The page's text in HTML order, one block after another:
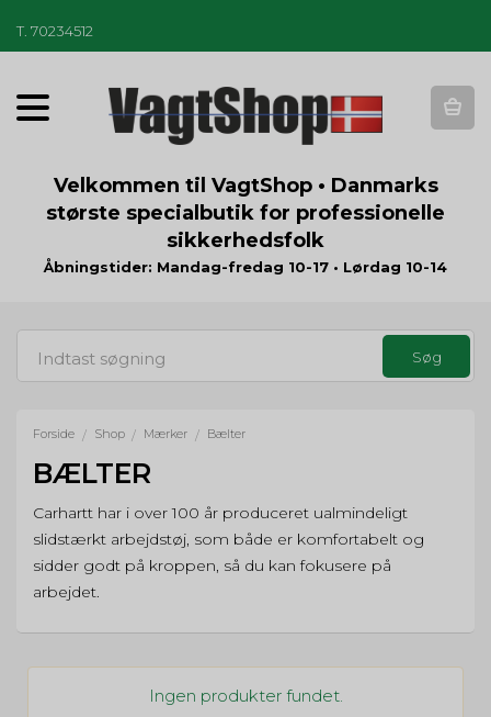
T 70234512
T
o
g
a
t
o
Velkommen til VagtShop • Danmarks
største specialbutik for professionelle
sikkerhedsfolk
Åbningstider: Mandag-fredag 10-17 • Lørdag 10-14
Forside / Shop / Mærker / Bælter
BÆLTER
Carhartt har i over 100 år produceret ualmindeligt
slidstærkt arbejdstøj, som både er komfortabelt og
sidder godt på kroppen, så du kan fokusere på
arbejdet.
Ingen produkter fundet.